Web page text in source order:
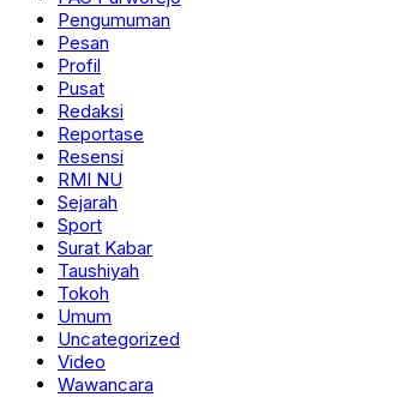
Pengumuman
Pesan
Profil
Pusat
Redaksi
Reportase
Resensi
RMI NU
Sejarah
Sport
Surat Kabar
Taushiyah
Tokoh
Umum
Uncategorized
Video
Wawancara